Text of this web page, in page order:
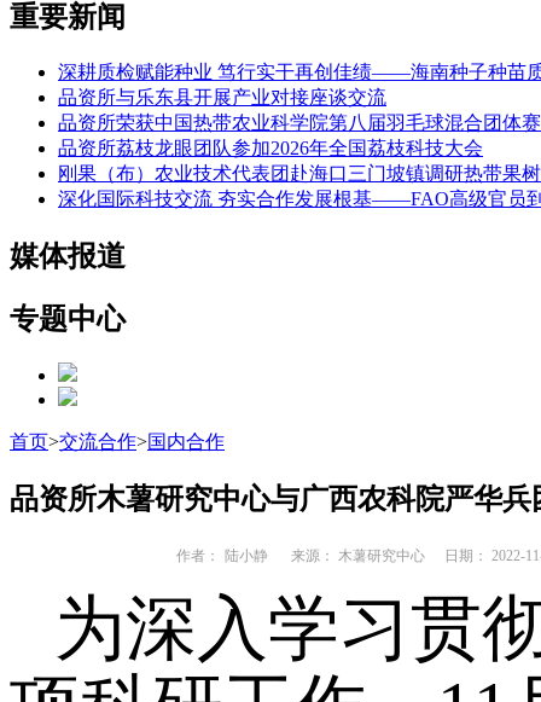
重要新闻
深耕质检赋能种业 笃行实干再创佳绩——海南种子种苗
品资所与乐东县开展产业对接座谈交流
品资所荣获中国热带农业科学院第八届羽毛球混合团体
品资所荔枝龙眼团队参加2026年全国荔枝科技大会
刚果（布）农业技术代表团赴海口三门坡镇调研热带果
深化国际科技交流 夯实合作发展根基——FAO高级官员
媒体报道
专题中心
首页>交流合作>国内合作
品资所木薯研究中心与广西农科院严华
作者： 陆小静 来源： 木薯研究中心 日期： 2022-
为深入学习贯